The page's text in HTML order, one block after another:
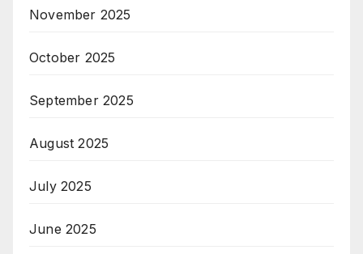
November 2025
October 2025
September 2025
August 2025
July 2025
June 2025